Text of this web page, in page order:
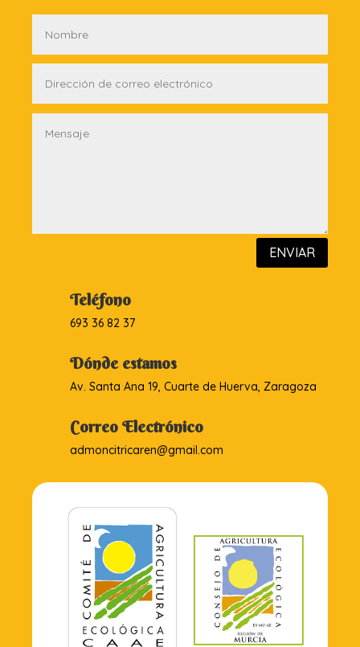
ENVIAR
Teléfono
693 36 82 37
Dónde estamos
Av. Santa Ana 19, Cuarte de Huerva, Zaragoza
Correo Electrónico
admoncitricaren@gmail.com